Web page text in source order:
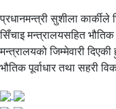
प्रधानमन्त्री सुशीला
सिँचाइ मन्त्रालयसहित भौतिक
मन्त्रालयको जिम्मेवारी
भौतिक पूर्वाधार तथा सहरी